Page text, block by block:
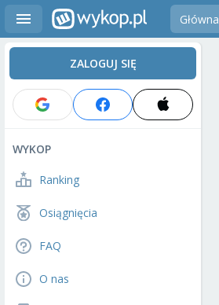
Główna
ZALOGUJ SIĘ
WYKOP
Ranking
Osiągnięcia
FAQ
O nas